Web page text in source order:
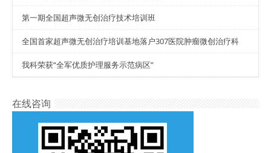
第一期全国超声微无创治疗技术培训班
全国首家超声微无创治疗培训基地落户307医院肿瘤微创治疗科
我科荣获“全军优质护理服务示范病区”
在线咨询